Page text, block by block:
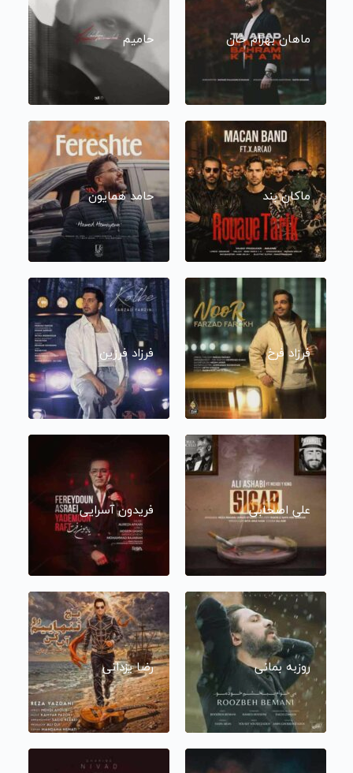
ماهان بهرام خان حامیم
ماکان بند حامد همایون
فرزاد فرخ فرزاد فرزین
علی اصحابی فریدون آسرایی
روزبه بمانی رضا یزدانی